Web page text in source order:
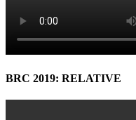
BRC 2019: RELATIVE